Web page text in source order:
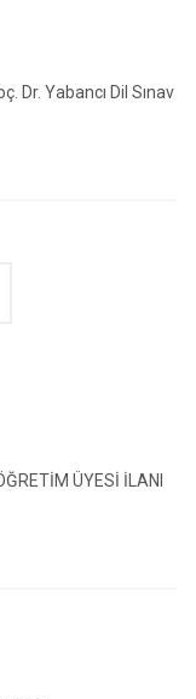
Dr. Yabancı Dil Sınav
ÜYESİ İLANI